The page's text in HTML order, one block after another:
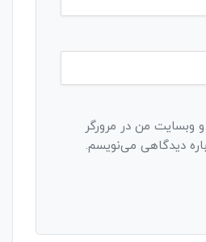
و وبسایت من در مرورگر
دیدگاهی می‌نویسم.